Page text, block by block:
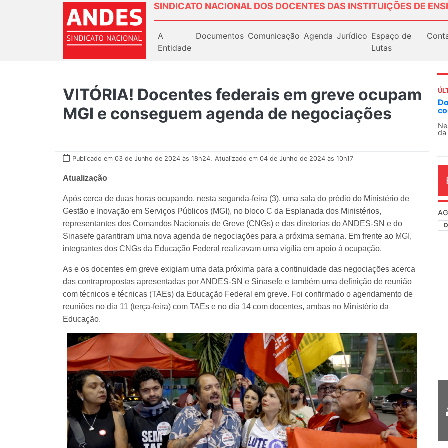
SINDICATO NACIONAL DOS DOCENTES DAS INSTITUIÇÕES DE
A
Entidade
Documentos Comunicação Agenda Jurídico Espaço de
Lutas
VITÓRIA! Docentes federais em greve ocupam
MGI e conseguem agenda de negociações
Publicado em 03 de Junho de 2024 às 18h24. Atualizado em 04 de Junho de 2024 às 10h17
Atualização
Após cerca de duas horas ocupando, nesta segunda-feira (3), uma sala do prédio do Ministério de
Gestão e Inovação em Serviços Públicos (MGI), no bloco C da Esplanada dos Ministérios,
representantes dos Comandos Nacionais de Greve (CNGs) e das diretorias do ANDES-SN e do
Sinasefe garantiram uma nova agenda de negociações para a próxima semana. Em frente ao MGI,
integrantes dos CNGs da Educação Federal realizavam uma vigília em apoio à ocupação.
As e os docentes em greve exigiam uma data próxima para a continuidade das negociações acerca
das contrapropostas apresentadas por ANDES-SN e Sinasefe e também uma definição de reunião
com técnicos e técnicas (TAEs) da Educação Federal em greve. Foi confirmado o agendamento de
reuniões no dia 11 (terça-feira) com TAEs e no dia 14 com docentes, ambas no Ministério da
Educação.
O